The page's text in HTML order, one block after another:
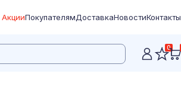
АкцииПокупателямДоставкаНовостиКонтакты
0